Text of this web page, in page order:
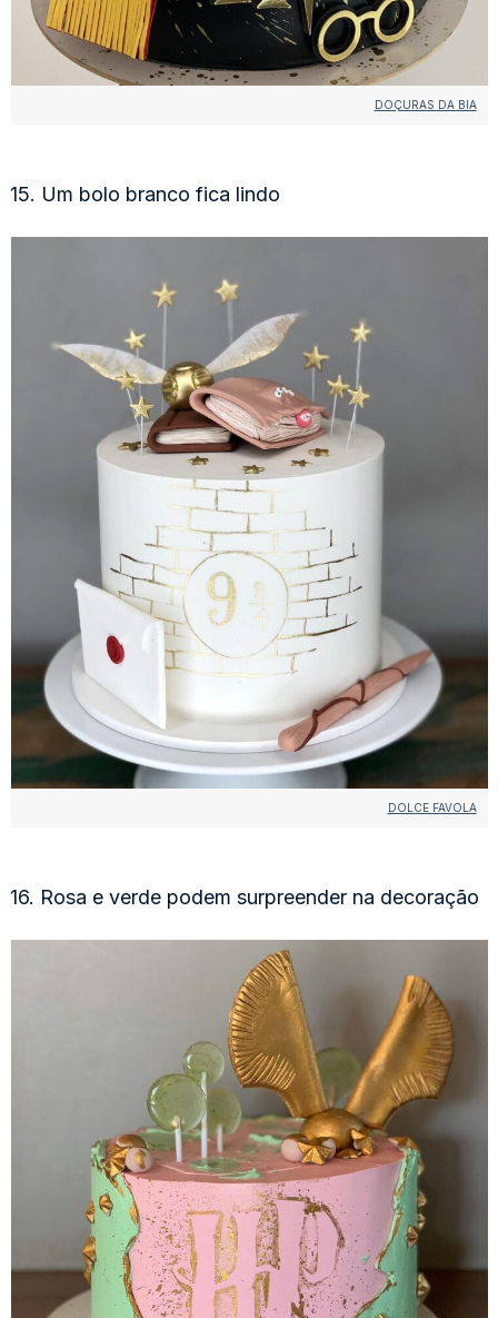
DOÇURAS DA BIA
15. Um bolo branco fica lindo
DOLCE FAVOLA
16. Rosa e verde podem surpreender na decoração